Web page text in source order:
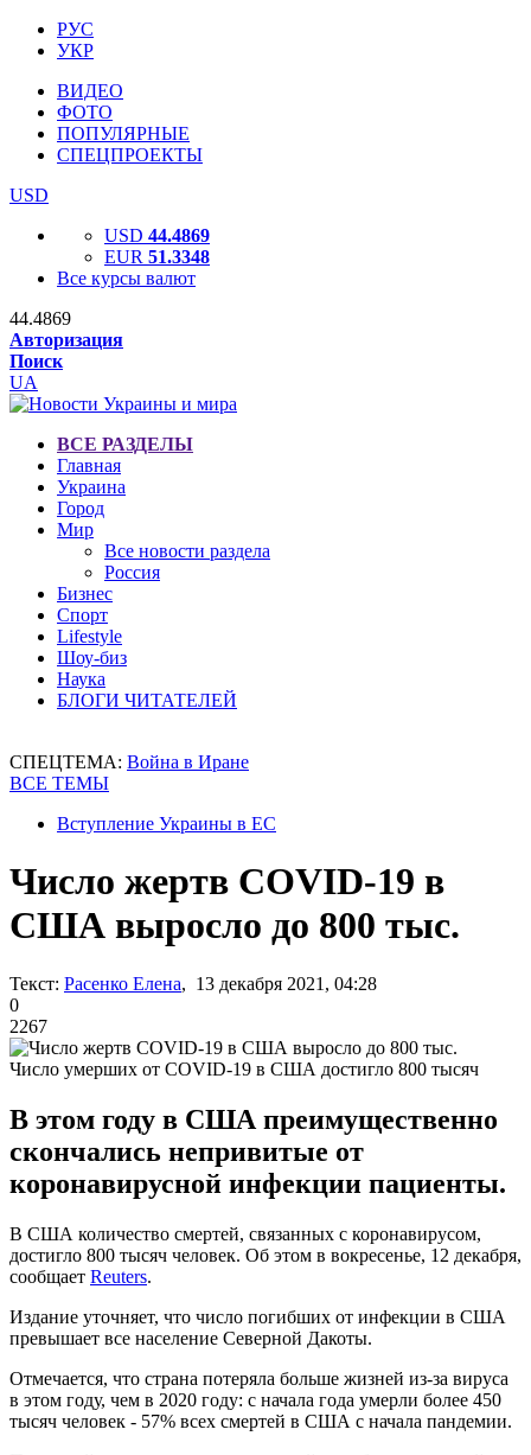
РУС
УКР
ВИДЕО
ФОТО
ПОПУЛЯРНЫЕ
СПЕЦПРОЕКТЫ
USD
USD 44.4869
EUR 51.3348
Все курсы валют
44.4869
Авторизация
Поиск
UA
ВСЕ РАЗДЕЛЫ
Главная
Украина
Город
Мир
Все новости раздела
Россия
Бизнес
Спорт
Lifestyle
Шоу-биз
Наука
БЛОГИ ЧИТАТЕЛЕЙ
СПЕЦТЕМА: Война в Иране
ВСЕ ТЕМЫ
Вступление Украины в ЕС
Число жертв COVID-19 в
США выросло до 800 тыс.
Текст: Расенко Елена, 13 декабря 2021, 04:28
0
2267
Число умерших от COVID-19 в США достигло 800 тысяч
В этом году в США преимущественно
скончались непривитые от
коронавирусной инфекции пациенты.
В США количество смертей, связанных с коронавирусом,
достигло 800 тысяч человек. Об этом в вокресенье, 12 декабря,
сообщает Reuters.
Издание уточняет, что число погибших от инфекции в США
превышает все население Северной Дакоты.
Отмечается, что страна потеряла больше жизней из-за вируса
в этом году, чем в 2020 году: с начала года умерли более 450
тысяч человек - 57% всех смертей в США с начала пандемии.